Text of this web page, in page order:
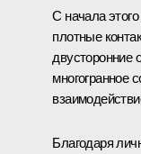
С начала
плотные
двусторонние
многогранное
Благодаря